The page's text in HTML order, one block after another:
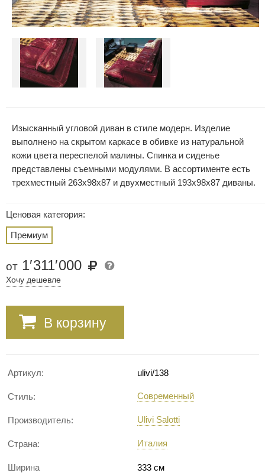
Изысканный угловой диван в стиле модерн. Изделие
выполнено на скрытом каркасе в обивке из натуральной
кожи цвета переспелой малины. Спинка и сиденье
представлены съемными модулями. В ассортименте есть
трехместный 263х98х87 и двухместный 193х98х87 диваны.
Ценовая категория:
Премиум
от 1′311′000
Хочу дешевле
В корзину
Артикул: ulivi/138
Стиль: Современный
Производитель: Ulivi Salotti
Страна: Италия
Ширина 333 см